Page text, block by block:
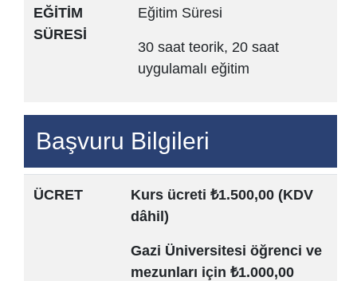
EĞİTİM
SÜRESİ
Eğitim Süresi
30 saat teorik, 20 saat
uygulamalı eğitim
Başvuru Bilgileri
ÜCRET
Kurs ücreti ₺1.500,00 (KDV
dâhil)
Gazi Üniversitesi öğrenci ve
mezunları için ₺1.000,00